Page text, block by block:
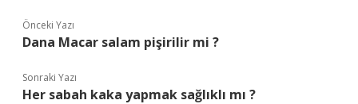
Önceki Yazı
Dana Macar salam pişirilir mi ?
Sonraki Yazı
Her sabah kaka yapmak sağlıklı mı ?